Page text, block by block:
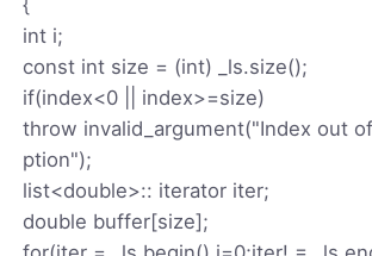
int i;
const int size = (int) _ls.size();
if(index<0 || index>=size)
throw invalid_argument("Index out
ption");
list<double>:: iterator iter;
double buffer[size];